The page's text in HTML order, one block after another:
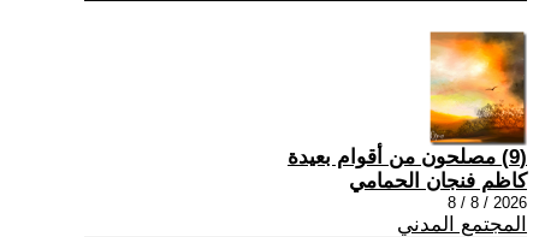
(9) مصلحون من أقوام بعيدة
كاظم فنجان الحمامي
2026 / 8 / 8
المجتمع المدني